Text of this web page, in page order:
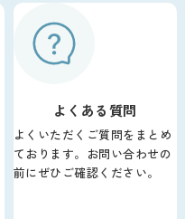
よくある質問
よくいただくご質問をまとめ
ております。お問い合わせの
前にぜひご確認ください。